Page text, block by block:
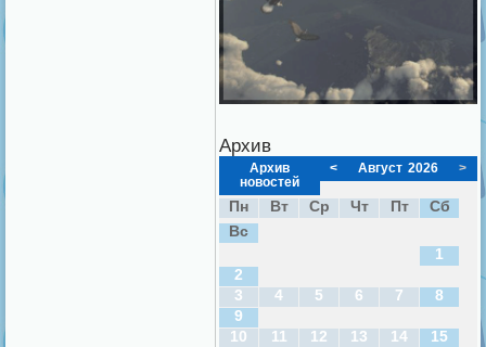
Архив
Архив
новостей
< Август 2026 >
Пн Вт Ср Чт Пт
Сб
Вс
1
2
3
4 5 6 7
8
9
10
11 12 13 14
15